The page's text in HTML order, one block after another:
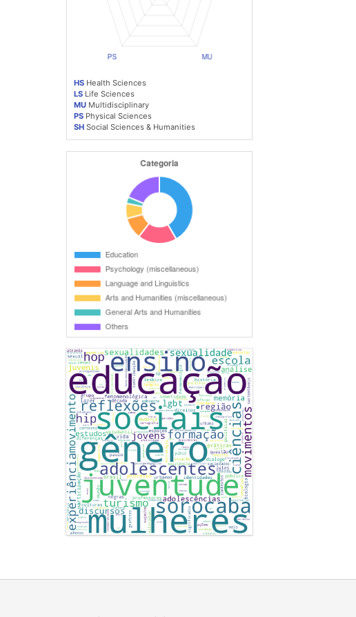
HS Health Sciences
LS Life Sciences
MU Multidisciplinary
PS Physical Sciences
SH Social Sciences & Humanities